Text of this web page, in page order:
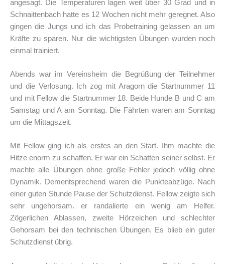
angesagt. Die Temperaturen lagen weit über 30 Grad und in
Schnaittenbach hatte es 12 Wochen nicht mehr geregnet. Also
gingen die Jungs und ich das Probetraining gelassen an um
Kräfte zu sparen. Nur die wichtigsten Übungen wurden noch
einmal trainiert.
Abends war im Vereinsheim die Begrüßung der Teilnehmer
und die Verlosung. Ich zog mit Aragorn die Startnummer 11
und mit Fellow die Startnummer 18. Beide Hunde B und C am
Samstag und A am Sonntag. Die Fährten waren am Sonntag
um die Mittagszeit.
Mit Fellow ging ich als erstes an den Start. Ihm machte die
Hitze enorm zu schaffen. Er war ein Schatten seiner selbst. Er
machte alle Übungen ohne große Fehler jedoch völlig ohne
Dynamik. Dementsprechend waren die Punkteabzüge. Nach
einer guten Stunde Pause der Schutzdienst. Fellow zeigte sich
sehr ungehorsam. er randalierte ein wenig am Helfer.
Zögerlichen Ablassen, zweite Hörzeichen und schlechter
Gehorsam bei den technischen Übungen. Es blieb ein guter
Schutzdienst übrig.